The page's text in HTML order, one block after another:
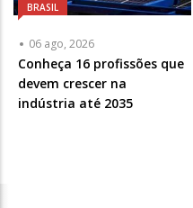
BRASIL
06 ago, 2026
Conheça 16 profissões que
devem crescer na
indústria até 2035